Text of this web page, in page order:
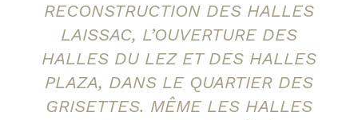
RECONSTRUCTION DES HALLES
LAISSAC, L’OUVERTURE DES
HALLES DU LEZ ET DES HALLES
PLAZA, DANS LE QUARTIER DES
GRISETTES. MÊME LES HALLES